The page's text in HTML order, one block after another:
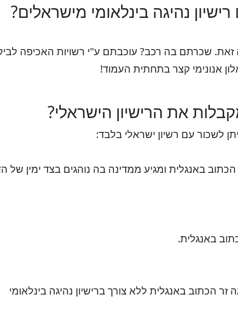
נהיגה בינלאומי מישראלים?
זאת. שכרתם בה רכב? עוכבתם ע"י רשויות האכיפה
אנונימי קצר בתחתית העמוד!
את הרישיון הישראלי?
לשכור עם רשיון ישראלי בלבד:
באנגלית ומגיע ממדינה בה נוהגים בצד ימין של
באנגלית.
הכתוב באנגלית ללא צורך ברישיון נהיגה בינלאומי